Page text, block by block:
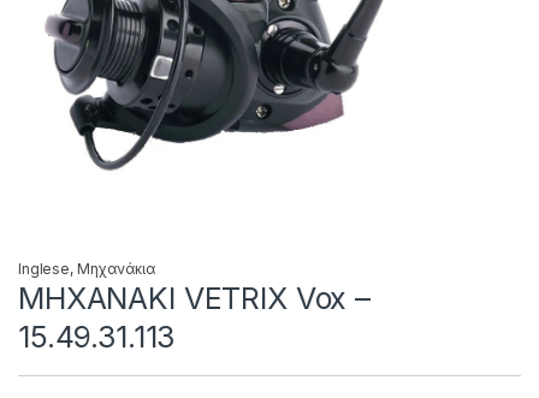
Inglese, Μηχανάκια
ΜΗΧΑΝΑΚΙ VETRIX Vox –
15.49.31.113